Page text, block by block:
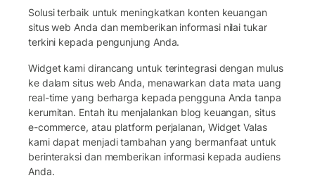
Solusi terbaik untuk meningkatkan konten keuangan
situs web Anda dan memberikan informasi nilai tukar
terkini kepada pengunjung Anda.
Widget kami dirancang untuk terintegrasi dengan mulus
ke dalam situs web Anda, menawarkan data mata uang
real-time yang berharga kepada pengguna Anda tanpa
kerumitan. Entah itu menjalankan blog keuangan, situs
e-commerce, atau platform perjalanan, Widget Valas
kami dapat menjadi tambahan yang bermanfaat untuk
berinteraksi dan memberikan informasi kepada audiens
Anda.